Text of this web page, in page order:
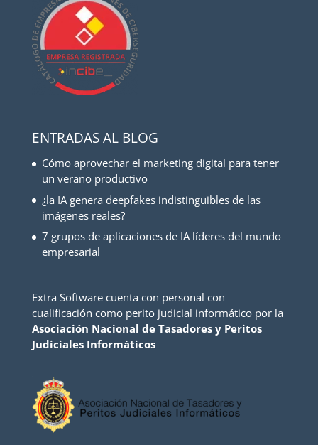
ENTRADAS AL BLOG
Cómo aprovechar el marketing digital para tener
un verano productivo
¿la IA genera deepfakes indistinguibles de las
imágenes reales?
7 grupos de aplicaciones de IA líderes del mundo
empresarial
Extra Software cuenta con personal con
cualificación como perito judicial informático por la
Asociación Nacional de Tasadores y Peritos
Judiciales Informáticos